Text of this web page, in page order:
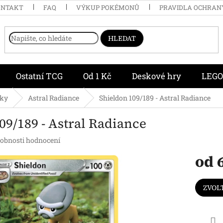
FAQ VÝKUP POKÉMONŮ PRAVIDLA
HLEDAT
Ostatní TCG Od 1 Kč Deskové hry
Astral Radiance Shieldon 109/189 - Astral Radiance
189 - Astral Radiance
hodnocení
od
Měrná
cena: